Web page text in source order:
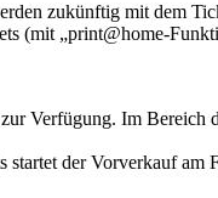
zukünftig mit dem
(mit „print@home-
Verfügung. Im
der Vorverkauf